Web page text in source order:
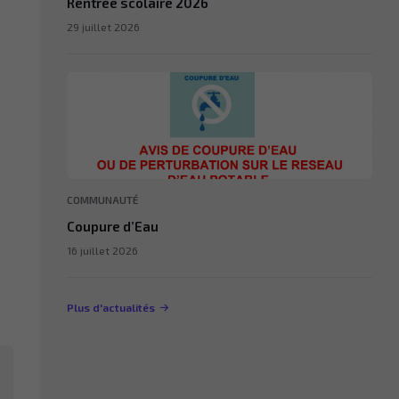
29 juillet 2026
COMMUNAUTÉ
Coupure d’Eau
16 juillet 2026
Plus d'actualités